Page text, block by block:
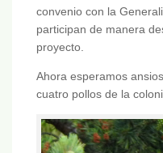
convenio con la
participan de manera
proyecto.
Ahora esperamos
cuatro pollos de la